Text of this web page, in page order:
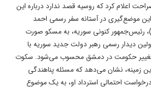
اعلام کرد که روسیه قصد ندارد درباره این
موضع‌گیری در آستانه سفر رسمی احمد
رئیس‌جمهور کنونی سوریه، به مسکو صورت
دیدار رسمی رهبر دولت جدید سوریه با
حکومت در دمشق محسوب می‌شود. سکوت
زمینه، نشان می‌دهد که مسئله پناهندگی
احتمالی استرداد او، به یک موضوع